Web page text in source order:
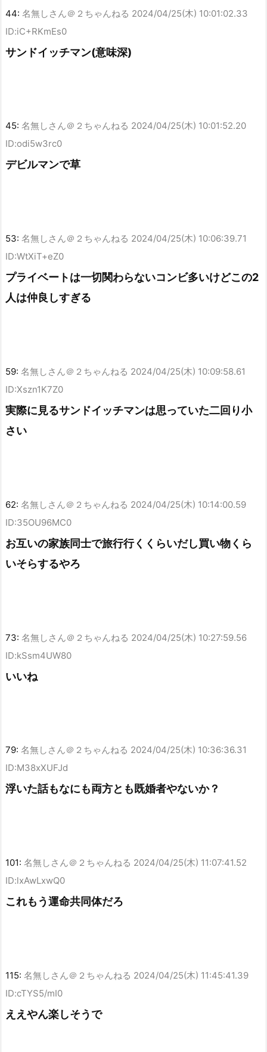
44: 名無しさん＠２ちゃんねる 2024/04/25(木) 10:01:02.33
ID:iC+RKmEs0
サンドイッチマン(意味深)
45: 名無しさん＠２ちゃんねる 2024/04/25(木) 10:01:52.20
ID:odi5w3rc0
デビルマンで草
53: 名無しさん＠２ちゃんねる 2024/04/25(木) 10:06:39.71
ID:WtXiT+eZ0
プライベートは一切関わらないコンビ多いけどこの2
人は仲良しすぎる
59: 名無しさん＠２ちゃんねる 2024/04/25(木) 10:09:58.61
ID:Xszn1K7Z0
実際に見るサンドイッチマンは思っていた二回り小
さい
62: 名無しさん＠２ちゃんねる 2024/04/25(木) 10:14:00.59
ID:35OU96MC0
お互いの家族同士で旅行行くくらいだし買い物くら
いそらするやろ
73: 名無しさん＠２ちゃんねる 2024/04/25(木) 10:27:59.56
ID:kSsm4UW80
いいね
79: 名無しさん＠２ちゃんねる 2024/04/25(木) 10:36:36.31
ID:M38xXUFJd
浮いた話もなにも両方とも既婚者やないか？
101: 名無しさん＠２ちゃんねる 2024/04/25(木) 11:07:41.52
ID:lxAwLxwQ0
これもう運命共同体だろ
115: 名無しさん＠２ちゃんねる 2024/04/25(木) 11:45:41.39
ID:cTYS5/mI0
ええやん楽しそうで